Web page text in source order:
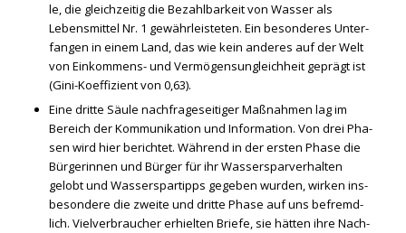
le, die gleich­zei­tig die Bezahl­bar­keit von Was­ser als
Lebens­mit­tel Nr. 1 gewähr­leis­te­ten. Ein beson­de­res Unter­
fan­gen in einem Land, das wie kein ande­res auf der Welt
von Ein­kom­mens- und Ver­mö­gens­un­gleich­heit geprägt ist
(Gini-Koef­fi­zi­ent von 0,63).
Eine drit­te Säu­le nach­fra­ge­sei­ti­ger Maß­nah­men lag im
Bereich der Kom­mu­ni­ka­ti­on und Infor­ma­ti­on. Von drei Pha­
sen wird hier berich­tet. Wäh­rend in der ers­ten Pha­se die
Bür­ge­rin­nen und Bür­ger für ihr Was­ser­spar­ver­hal­ten
gelobt und Was­ser­spar­tipps gege­ben wur­den, wir­ken ins­
be­son­de­re die zwei­te und drit­te Pha­se auf uns befremd­
lich. Viel­ver­brau­cher erhiel­ten Brie­fe, sie hät­ten ihre Nach­